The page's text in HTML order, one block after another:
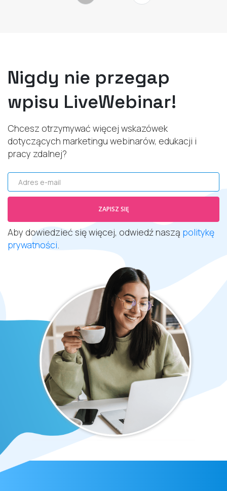
Nigdy nie przegap
wpisu LiveWebinar!
Chcesz otrzymywać więcej wskazówek
dotyczących marketingu webinarów, edukacji i
pracy zdalnej?
Adres e-mail
ZAPISZ SIĘ
Aby dowiedzieć się więcej, odwiedź naszą politykę
prywatności.